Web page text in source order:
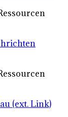
(ext. Link)